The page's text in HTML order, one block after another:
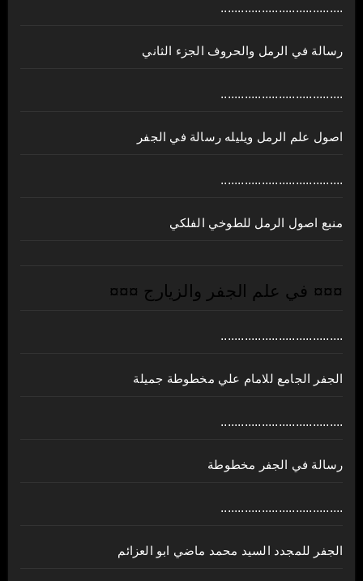
....................................
رسالة في الرمل والحروف الجزء الثاني
....................................
اصول علم الرمل ويليله رسالة في الجفر
....................................
منبع اصول الرمل للطوخي الفلكي
¤¤¤ في علم الجفر والزيارج ¤¤¤
....................................
الجفر الجامع للامام علي مخطوطة جميلة
....................................
رسالة في الجفر مخطوطة
....................................
الجفر للمجدد السيد محمد ماضي ابو العزائم